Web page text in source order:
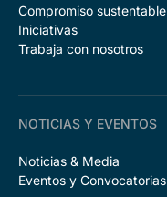
Compromiso sustentable
Iniciativas
Trabaja con nosotros
NOTICIAS Y EVENTOS
Noticias & Media
Eventos y Convocatorias